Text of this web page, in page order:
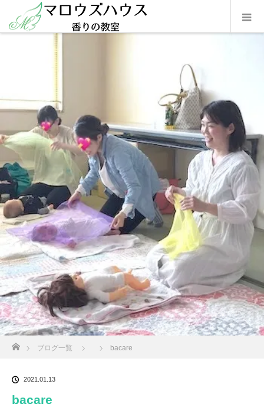
ブログ一覧 bacare
2021.01.13
bacare